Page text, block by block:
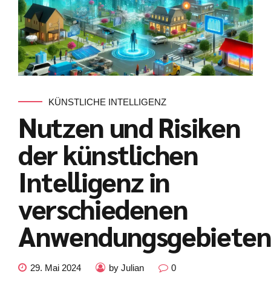
KÜNSTLICHE INTELLIGENZ
Nutzen und Risiken
der künstlichen
Intelligenz in
verschiedenen
Anwendungsgebieten
29. Mai 2024 by Julian 0
Kundenbewertungen und Erfahrungen zu
julian-funke.de